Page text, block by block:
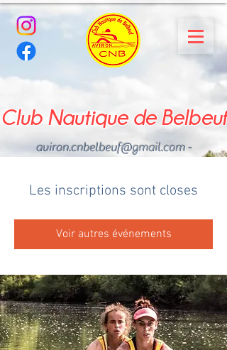
Club Nautique de Belbeuf
aviron.cnbelbeuf@gmail.com-
Les inscriptions sont closes
Voir autres événements